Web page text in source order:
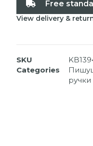
Free
View delivery &
SKU
Categories
ручки